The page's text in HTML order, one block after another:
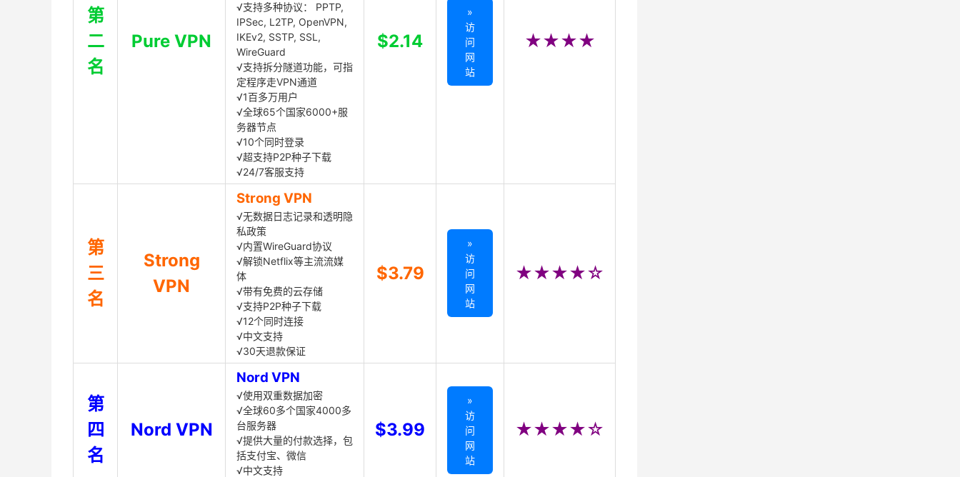
第
二
名
Pure VPN
√支持多种协议： PPTP,
IPSec, L2TP, OpenVPN,
IKEv2, SSTP, SSL,
WireGuard
√支持拆分隧道功能，可指
定程序走VPN通道
√1百多万用户
√全球65个国家6000+服
务器节点
√10个同时登录
√超支持P2P种子下载
√24/7客服支持
$2.14
»
访
问
网
站
★★★★
第
三
名
Strong
VPN
Strong VPN
√无数据日志记录和透明隐
私政策
√内置WireGuard协议
√解锁Netflix等主流流媒
体
√带有免费的云存储
√支持P2P种子下载
√12个同时连接
√中文支持
√30天退款保证
$3.79
»
访
问
网
站
★★★★☆
第
四
名
Nord VPN
Nord VPN
√使用双重数据加密
√全球60多个国家4000多
台服务器
√提供大量的付款选择，包
括支付宝、微信
√中文支持
$3.99
»
访
问
网
站
★★★★☆